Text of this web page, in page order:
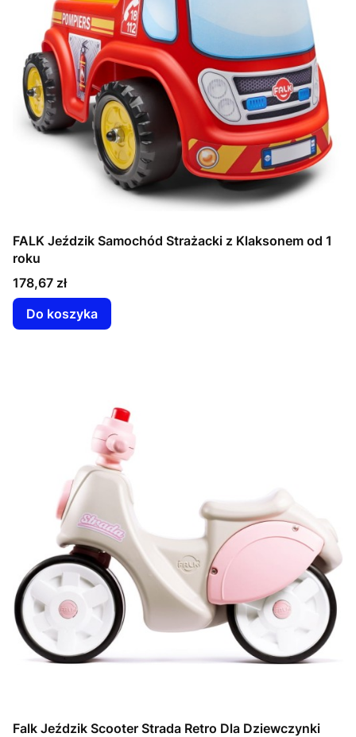
FALK Jeździk Samochód Strażacki z Klaksonem od 1
roku
Cena
178,67 zł
Do koszyka
Falk Jeździk Scooter Strada Retro Dla Dziewczynki